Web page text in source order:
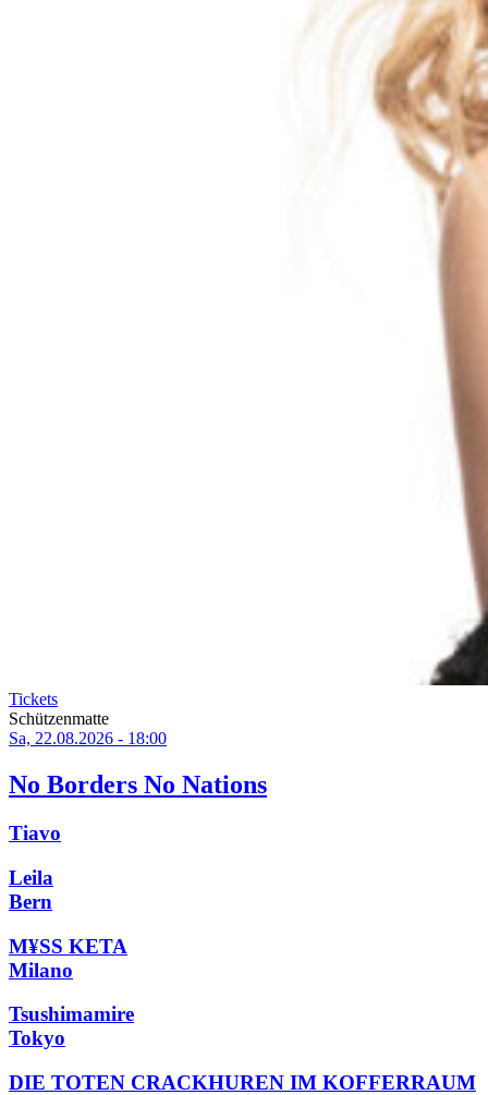
Tickets
Schützenmatte
Sa, 22.08.2026 - 18:00
No Borders No Nations
Tiavo
Leila
Bern
M¥SS KETA
Milano
Tsushimamire
Tokyo
DIE TOTEN CRACKHUREN IM KOFFERRAUM